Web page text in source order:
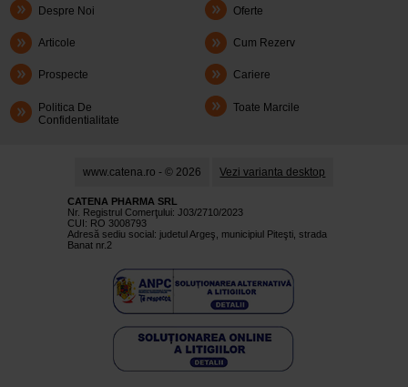
Despre Noi Oferte
Articole Cum Rezerv
Prospecte Cariere
Politica De
Confidentialitate
Toate Marcile
www.catena.ro - © 2026 Vezi varianta desktop
CATENA PHARMA SRL
Nr. Registrul Comerţului: J03/2710/2023
CUI: RO 3008793
Adresă sediu social: judetul Argeş, municipiul Piteşti, strada
Banat nr.2